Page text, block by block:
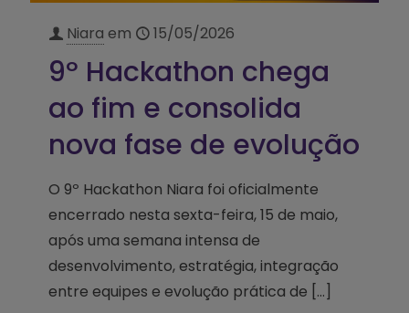
Niara em 15/05/2026
9º Hackathon chega
ao fim e consolida
nova fase de evolução
O 9º Hackathon Niara foi oficialmente
encerrado nesta sexta-feira, 15 de maio,
após uma semana intensa de
desenvolvimento, estratégia, integração
entre equipes e evolução prática de […]